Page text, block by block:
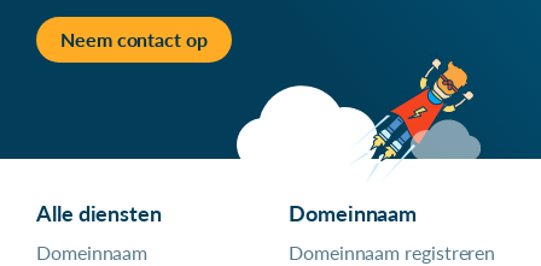
Neem contact op
Alle diensten
Domeinnaam
Domeinnaam
Domeinnaam registreren